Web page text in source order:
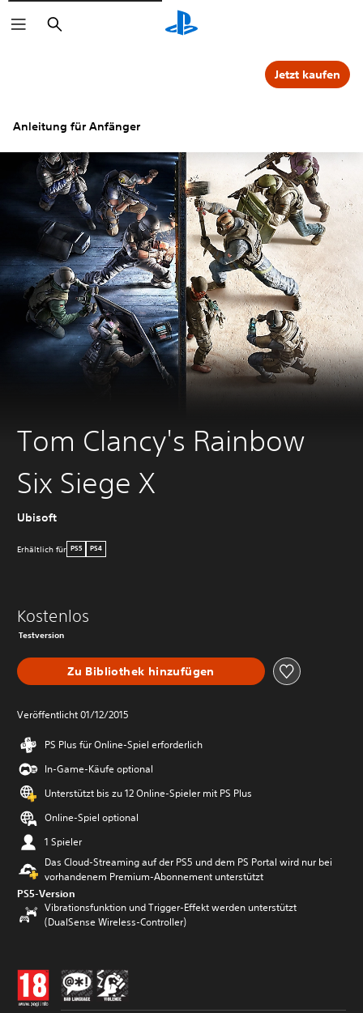
Suchen
Anleitung für Anfänger
Jetzt kaufen
Tom Clancy's Rainbow
Six Siege X
Ubisoft
Erhältlich für PS5 PS4
Kostenlos
Testversion
Zu Bibliothek hinzufügen
Veröffentlicht 01/12/2015
PS Plus für Online-Spiel erforderlich
In-Game-Käufe optional
Unterstützt bis zu 12 Online-Spieler mit PS Plus
Online-Spiel optional
1 Spieler
Das Cloud-Streaming auf der PS5 und dem PS Portal wird nur bei
vorhandenem Premium-Abonnement unterstützt
PS5-Version
Vibrationsfunktion und Trigger-Effekt werden unterstützt
(DualSense Wireless-Controller)